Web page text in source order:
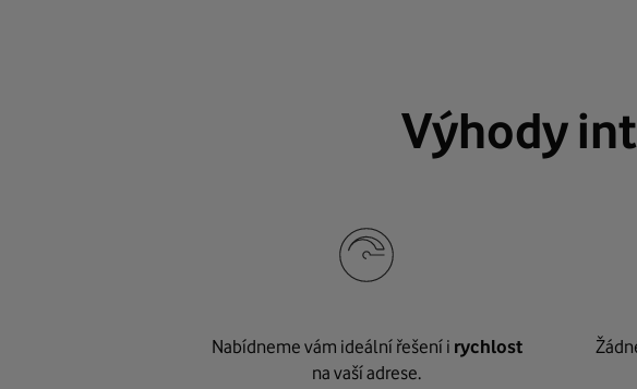
Výhody
Nabídneme vám ideální řešení i rychlost
na vaší adrese.